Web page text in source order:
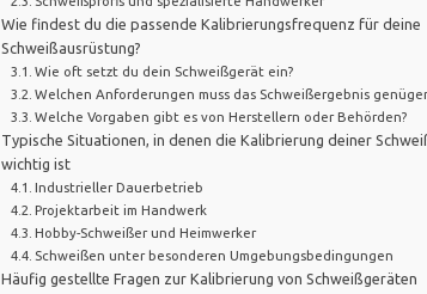
Wie findest du die passende Kalibrierungsfrequenz für deine
Schweißausrüstung?
Wie oft setzt du dein Schweißgerät ein?
Welchen Anforderungen muss das Schweißergebnis
Welche Vorgaben gibt es von Herstellern oder Behörden?
Typische Situationen, in denen die Kalibrierung deiner
wichtig ist
Industrieller Dauerbetrieb
Projektarbeit im Handwerk
Hobby-Schweißer und Heimwerker
Schweißen unter besonderen Umgebungsbedingungen
Häufig gestellte Fragen zur Kalibrierung von Schweißgeräten